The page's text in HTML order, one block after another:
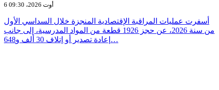
6 أوت 2026، 09:30
أسفرت عمليات المراقبة الإقتصادية المنجزة خلال السداسي الأول
من سنة 2026، عن حجز 1926 قطعة من المواد المدرسية، إلى جانب
إعادة تصدير أو إتلاف 30 ألف و648…